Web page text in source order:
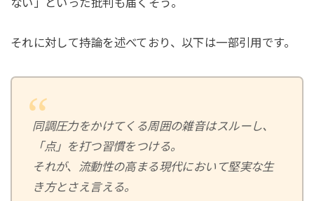
ない」といった批判も届くそう。
それに対して持論を述べており、以下は一部引用です。
同調圧力をかけてくる周囲の雑音はスルーし、
「点」を打つ習慣をつける。
それが、流動性の高まる現代において堅実な生
き方とさえ言える。